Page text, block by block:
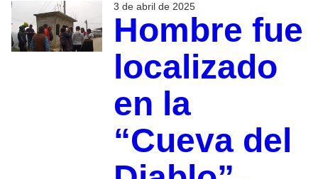
3 de abril de 2025
Hombre fue
localizado
en la
“Cueva del